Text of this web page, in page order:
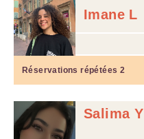
Imane L
Réservations répétées 2
Salima Y